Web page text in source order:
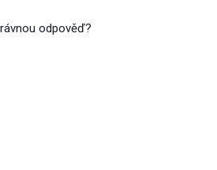
odpověď?